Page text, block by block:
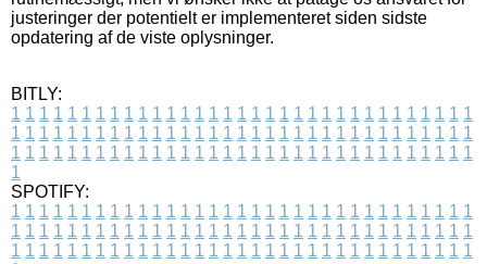
justeringer der potentielt er implementeret siden sidste
opdatering af de viste oplysninger.
BITLY:
1 1 1 1 1 1 1 1 1 1 1 1 1 1 1 1 1 1 1 1 1 1 1 1 1 1 1 1 1 1 1 1 1
1 1 1 1 1 1 1 1 1 1 1 1 1 1 1 1 1 1 1 1 1 1 1 1 1 1 1 1 1 1 1 1 1
1 1 1 1 1 1 1 1 1 1 1 1 1 1 1 1 1 1 1 1 1 1 1 1 1 1 1 1 1 1 1 1 1
1
SPOTIFY:
1 1 1 1 1 1 1 1 1 1 1 1 1 1 1 1 1 1 1 1 1 1 1 1 1 1 1 1 1 1 1 1 1
1 1 1 1 1 1 1 1 1 1 1 1 1 1 1 1 1 1 1 1 1 1 1 1 1 1 1 1 1 1 1 1 1
1 1 1 1 1 1 1 1 1 1 1 1 1 1 1 1 1 1 1 1 1 1 1 1 1 1 1 1 1 1 1 1 1